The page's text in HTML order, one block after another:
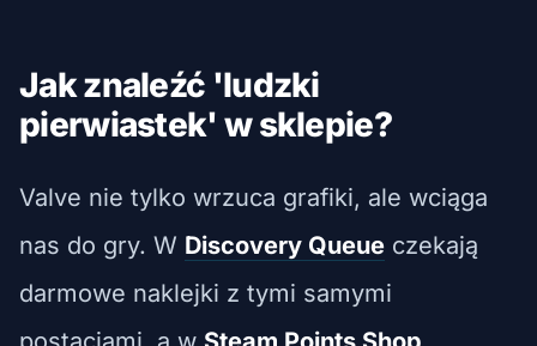
Jak znaleźć 'ludzki
pierwiastek' w sklepie?
Valve nie tylko wrzuca grafiki, ale wciąga
nas do gry. W Discovery Queue czekają
darmowe naklejki z tymi samymi